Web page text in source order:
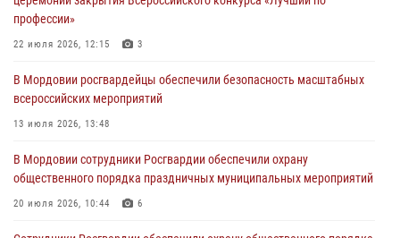
разрешительной работы передал очередную партию вооружения в
зону СВО
04 августа 2026, 11:13
Сотрудники Росгвардии Мордовии стали призерами
республиканских соревнований по служебному шестиборью
04 августа 2026, 08:27
В Саранске росгвардейцы пресекли нарушение правопорядка:
«отдых» на лавочке закончился в отделе полиции
04 августа 2026, 07:06
профессии»
22 июля 2026, 12:15 3
В Мордовии росгвардейцы обеспечили безопасность масштабных
всероссийских мероприятий
13 июля 2026, 13:48
В Мордовии сотрудники Росгвардии обеспечили охрану
общественного порядка праздничных муниципальных мероприятий
20 июля 2026, 10:44 6